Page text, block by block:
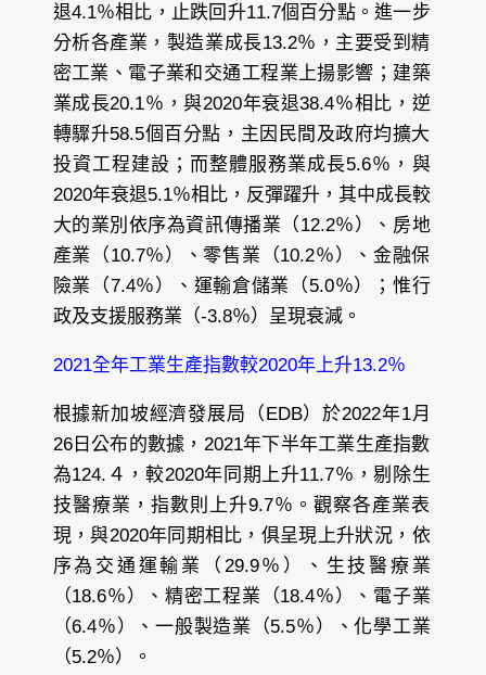
退4.1％相比，止跌回升11.7個百分點。進一步
分析各產業，製造業成長13.2％，主要受到精
密工業、電子業和交通工程業上揚影響；建築
業成長20.1％，與2020年衰退38.4％相比，逆
轉驟升58.5個百分點，主因民間及政府均擴大
投資工程建設；而整體服務業成長5.6％，與
2020年衰退5.1％相比，反彈躍升，其中成長較
大的業別依序為資訊傳播業（12.2％）、房地
產業（10.7％）、零售業（10.2％）、金融保
險業（7.4％）、運輸倉儲業（5.0％）；惟行
政及支援服務業（-3.8％）呈現衰減。
2021全年工業生產指數較2020年上升13.2％
根據新加坡經濟發展局（EDB）於2022年1月
26日公布的數據，2021年下半年工業生產指數
為124.４，較2020年同期上升11.7％，剔除生
技醫療業，指數則上升9.7％。觀察各產業表
現，與2020年同期相比，俱呈現上升狀況，依
序為交通運輸業（29.9％）、生技醫療業
（18.6％）、精密工程業（18.4％）、電子業
（6.4％）、一般製造業（5.5％）、化學工業
（5.2％）。